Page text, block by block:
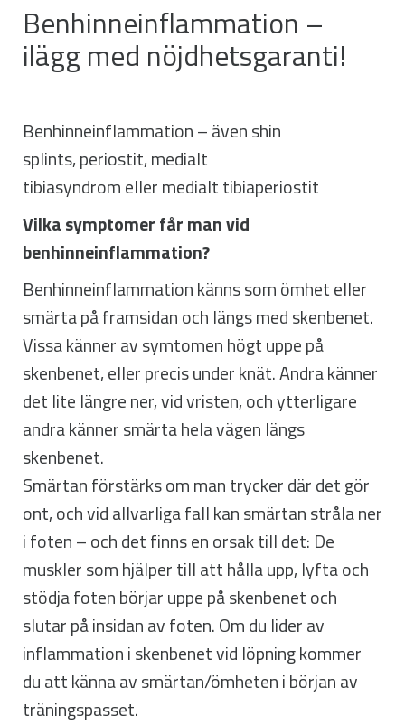
Benhinneinflammation –
ilägg med nöjdhetsgaranti!
Benhinneinflammation – även shin
splints, periostit, medialt
tibiasyndrom eller medialt tibiaperiostit
Vilka symptomer får man vid
benhinneinflammation?
Benhinneinflammation känns som ömhet eller
smärta på framsidan och längs med skenbenet.
Vissa känner av symtomen högt uppe på
skenbenet, eller precis under knät. Andra känner
det lite längre ner, vid vristen, och ytterligare
andra känner smärta hela vägen längs
skenbenet.
Smärtan förstärks om man trycker där det gör
ont, och vid allvarliga fall kan smärtan stråla ner
i foten – och det finns en orsak till det: De
muskler som hjälper till att hålla upp, lyfta och
stödja foten börjar uppe på skenbenet och
slutar på insidan av foten. Om du lider av
inflammation i skenbenet vid löpning kommer
du att känna av smärtan/ömheten i början av
träningspasset.